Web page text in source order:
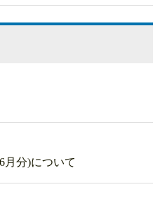
月分)について